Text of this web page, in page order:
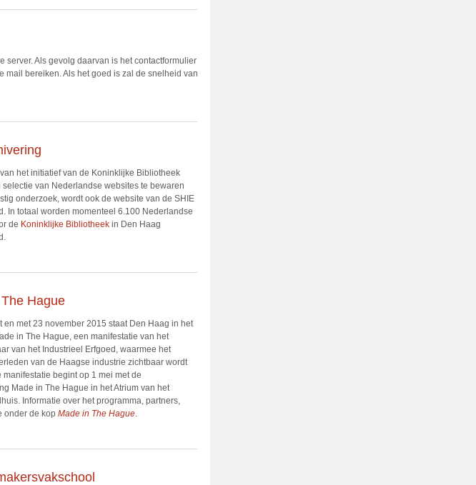
server. Als gevolg daarvan is het contactformulier
bereiken. Als het goed is zal de snelheid van
van het initiatief van de Koninklijke Bibliotheek
selectie van Nederlandse websites te bewaren
onderzoek, wordt ook de website van de SHIE
In totaal worden momenteel 6.100 Nederlandse
de Koninklijke Bibliotheek in Den Haag
Hague
en met 23 november 2015 staat Den Haag in het
in The Hague, een manifestatie van het
van het Industrieel Erfgoed, waarmee het
van de Haagse industrie zichtbaar wordt
manifestatie begint op 1 mei met de
Made in The Hague in het Atrium van het
Informatie over het programma, partners,
onder de kop Made in The Hague.